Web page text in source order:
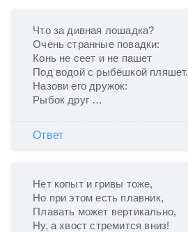
Что за дивная лошадка?
Очень странные повадки:
Конь не сеет и не пашет
Под водой с рыбёшкой пляшет.
Назови его дружок:
Рыбок друг …
Ответ
Нет копыт и гривы тоже,
Но при этом есть плавник,
Плавать может вертикально,
Ну, а хвост стремится вниз!